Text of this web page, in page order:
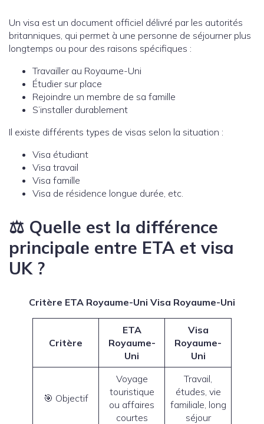
Un visa est un document officiel délivré par les autorités
britanniques, qui permet à une personne de séjourner plus
longtemps ou pour des raisons spécifiques :
Travailler au Royaume-Uni
Étudier sur place
Rejoindre un membre de sa famille
S’installer durablement
Il existe différents types de visas selon la situation :
Visa étudiant
Visa travail
Visa famille
Visa de résidence longue durée, etc.
⚖️ Quelle est la différence
principale entre ETA et visa
UK ?
Critère ETA Royaume-Uni Visa Royaume-Uni
Critère
ETA
Royaume-
Uni
Visa
Royaume-
Uni
🎯 Objectif
Voyage
touristique
ou affaires
courtes
Travail,
études, vie
familiale, long
séjour